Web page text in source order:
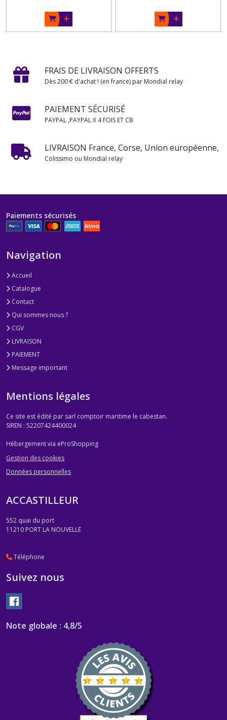
FRAIS DE LIVRAISON OFFERTS
Dès 200 € d'achat ! (en france) par Mondial relay
PAIEMENT SÉCURISÉ
PAYPAL ,PAYPAL X 4 FOIS ET CB
LIVRAISON France, Corse, Union européenne,
Colissimo ou Mondial relay
Paiements sécurisés
Navigation
Accueil
Catalogue
Contact
Qui sommes nous ?
CGV
LIVRAISON
PAIEMENT
Message important
Mentions légales
Ce site est édité par sarl comptoir maritime le cabestan.
SIREN : 52207424400024
Hébergement via eProShopping
Gestion des cookies
Données personnelles
ACCASTILLEUR
552 quai du port
11210 PORT LA NOUVELLE
Téléphone
Suivez nous
Note globale : 4,8/5